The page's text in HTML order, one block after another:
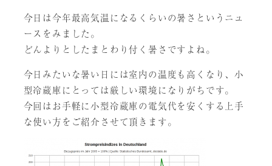
今日は今年最高気温になるくらいの暑さというニュ
ースをみました。
どんよりとしたまとわり付く暑さですよね。
今日みたいな暑い日には室内の温度も高くなり、小
型冷蔵庫にとっては厳しい環境になりがちです。
今回はお手軽に小型冷蔵庫の電気代を安くする上手
な使い方をご紹介させて頂きます。